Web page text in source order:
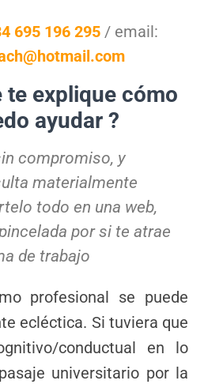
695 196 295 / email:
te explique cómo
ayudar ?
compromiso, y
materialmente
todo en una web,
por si te atrae
de trabajo
profesional se puede
ecléctica. Si tuviera que
conductual en lo
universitario por la